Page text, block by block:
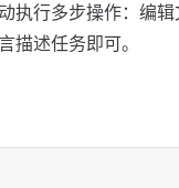
执行多步操作：编
描述任务即可。